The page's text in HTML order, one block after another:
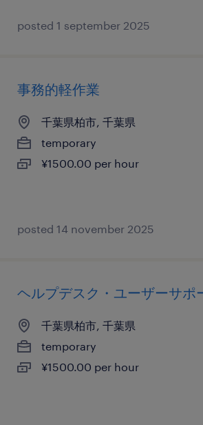
posted 1 september 2025
事務的軽作業
千葉県柏市, 千葉県
temporary
¥1500.00 per hour
posted 14 november 2025
ヘルプデスク・ユーザーサポ
千葉県柏市, 千葉県
temporary
¥1500.00 per hour